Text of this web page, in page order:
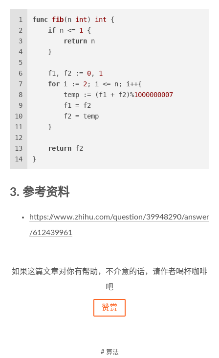
1
2
3
4
5
6
7
8
9
10
11
12
13
14
func fib(n int) int {
if n <= 1
{
return n
    }
    f1, f2 :=
0, 1
for i := 2; i <= n; i++{
        temp := (f1 + f2)%
1000000007
        f1 = f2
        f2 = temp
    }
return f2
}
3. 参考资料
https://www.zhihu.com/question/39948290/answer
/612439961
如果这篇文章对你有帮助，不介意的话，请作者喝杯咖啡
吧
赞赏
# 算法